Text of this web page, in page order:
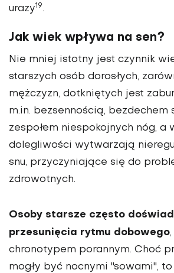
urazy19.
Jak wiek wpływa na sen?
Nie mniej istotny jest czynnik
starszych osób dorosłych,
mężczyzn, dotkniętych jest
m.in. bezsennością, bezdechem
zespołem niespokojnych nóg, a
dolegliwości wytwarzają
snu, przyczyniające się do
zdrowotnych.
Osoby starsze często
przesunięcia rytmu dobowego
chronotypem porannym. Choć
mogły być nocnymi "sowami",